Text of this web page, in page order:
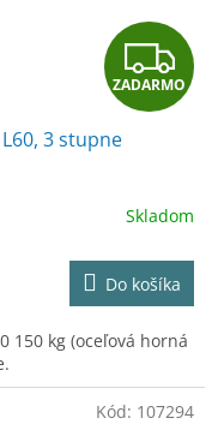
Z
A
A
R
M
O
ZADARMO
3 stupne
Skladom
Do košíka
150 kg (oceľová horná
Kód: 107294